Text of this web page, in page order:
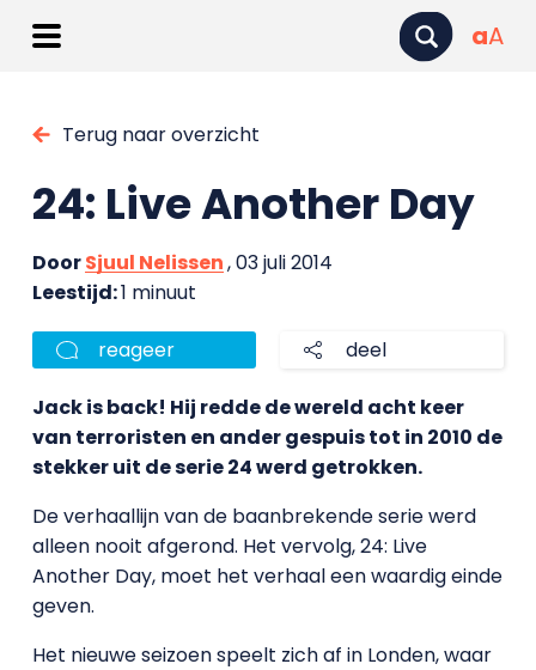
aA
Terug naar overzicht
24: Live Another Day
DoorSjuul Nelissen, 03 juli 2014
Leestijd:1 minuut
reageer deel
Jack is back! Hij redde de wereld acht keer
van terroristen en ander gespuis tot in 2010 de
stekker uit de serie 24 werd getrokken.
De verhaallijn van de baanbrekende serie werd
alleen nooit afgerond. Het vervolg, 24: Live
Another Day, moet het verhaal een waardig einde
geven.
Het nieuwe seizoen speelt zich af in Londen, waar